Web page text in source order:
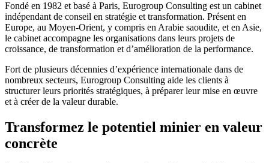
Fondé en 1982 et basé à Paris, Eurogroup Consulting est un cabinet
indépendant de conseil en stratégie et transformation. Présent en
Europe, au Moyen-Orient, y compris en Arabie saoudite, et en Asie,
le cabinet accompagne les organisations dans leurs projets de
croissance, de transformation et d’amélioration de la performance.
Fort de plusieurs décennies d’expérience internationale dans de
nombreux secteurs, Eurogroup Consulting aide les clients à
structurer leurs priorités stratégiques, à préparer leur mise en œuvre
et à créer de la valeur durable.
Transformez le potentiel minier en valeur
concrète